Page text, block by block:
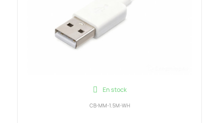
En stock
CB-MM-1.5M-WH